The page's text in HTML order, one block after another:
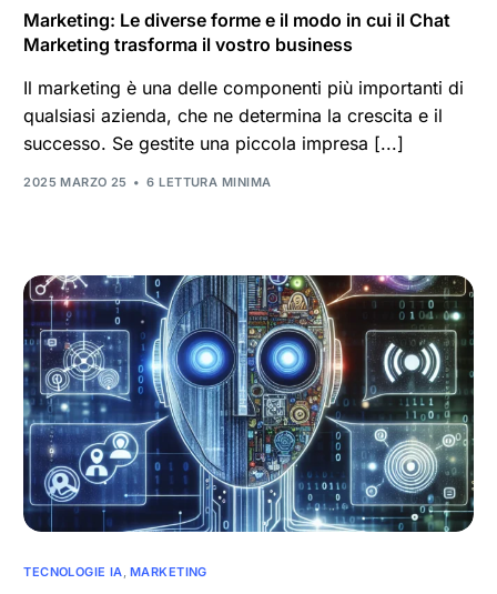
Marketing: Le diverse forme e il modo in cui il Chat
Marketing trasforma il vostro business
Il marketing è una delle componenti più importanti di
qualsiasi azienda, che ne determina la crescita e il
successo. Se gestite una piccola impresa [...]
2025 MARZO 25 6 LETTURA MINIMA
TECNOLOGIE IA, MARKETING